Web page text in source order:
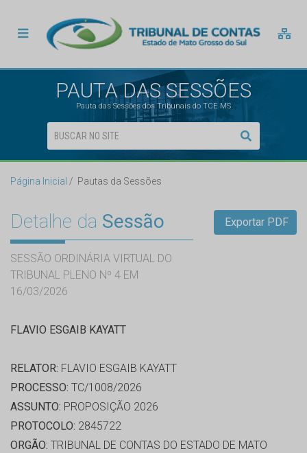
PAUTA DAS SESSÕES
Pauta das Sessões dos Tribunais do TCE MS
Página Inicial Pautas da Sessões
Detalhe da Sessão
SESSÃO ORDINÁRIA VIRTUAL DO
TRIBUNAL PLENO Nº 4 EM
16/03/2026
Exportar PDF
FLAVIO ESGAIB KAYATT
RELATOR: FLAVIO ESGAIB KAYATT
PROCESSO: TC/1008/2026
ASSUNTO: PROPOSIÇÃO 2026
PROTOCOLO: 2845722
ORGÃO: TRIBUNAL DE CONTAS DO ESTADO DE MATO